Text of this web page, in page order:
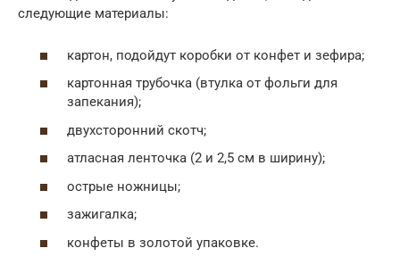
следующие материалы:
картон, подойдут коробки от конфет и зефира;
картонная трубочка (втулка от фольги для
запекания);
двухсторонний скотч;
атласная ленточка (2 и 2,5 см в ширину);
острые ножницы;
зажигалка;
конфеты в золотой упаковке.